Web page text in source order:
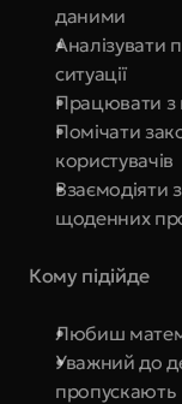
даними
Аналізувати
ситуації
Працювати з
Помічати
користувачів
щоденних
Кому підійде
Любиш
Уважний до
пропускають